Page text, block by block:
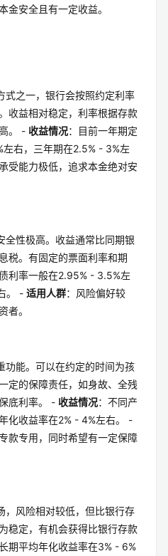
金安全且有一定收益。
式之一，银行会按照约定利率
收益相对稳定，利率根据存款
。 - 收益情况：目前一年期定
右，三年期在2.5% - 3%左
受能力极低，追求本金绝对安
全性极高。收益通常比同期银
税。有固定的票面利率和期
利率一般在2.95% - 3.5%左
。 - 适用人群：风险偏好较
者。
功能。可以在约定的时间为孩
定的保障责任，如身故、全残
底利率。 - 收益情况：不同产
化收益率在2% - 4%左右。 -
款专用，同时希望有一定保障
，风险相对较低，但比银行存
稳定，有机会获得比银行存款
期平均年化收益率在3% - 6%